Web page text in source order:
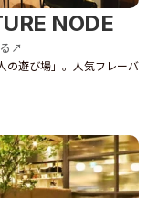
NODE
↗
の遊び場」。人気フレーバ